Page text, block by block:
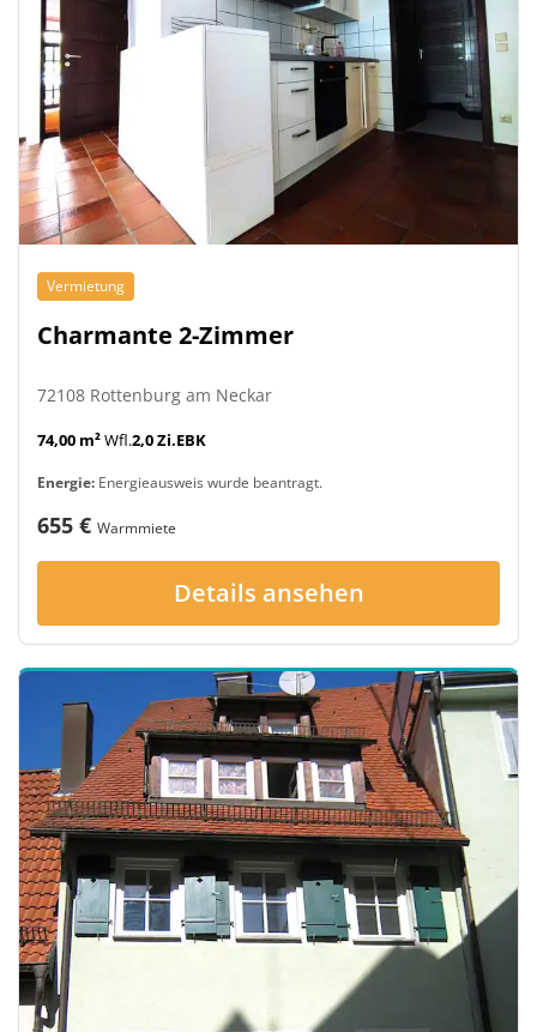
Vermietung
Charmante 2-Zimmer
72108 Rottenburg am Neckar
74,00 m²Wfl.2,0 Zi.EBK
Energie: Energieausweis wurde beantragt.
655 € Warmmiete
Details ansehen